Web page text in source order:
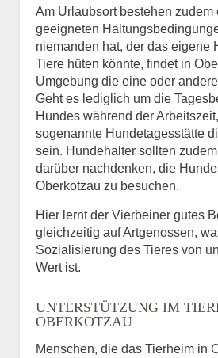
Am Urlaubsort bestehen zudem
geeigneten
niemanden hat, der das eigene
Tiere hüten könnte, findet in
Umgebung die eine oder
Geht es lediglich um die
Hundes während der
sogenannte Hundetagesstätte
sein. Hundehalter sollten
darüber nachdenken, die
Oberkotzau zu besuchen.
Hier lernt der Vierbeiner gutes
gleichzeitig auf Artgenossen,
Sozialisierung des Tieres von
Wert ist.
UNTERSTÜTZUNG IM
OBERKOTZAU
Menschen, die das Tierheim in